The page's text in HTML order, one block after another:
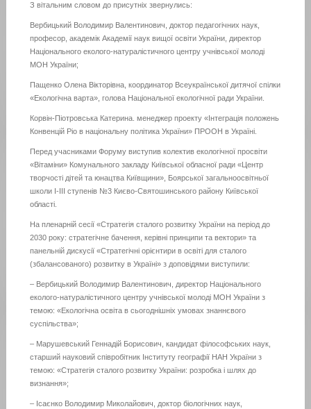
З вітальним словом до присутніх звернулись:
Вербицький Володимир Валентинович, доктор педагогічних наук,
професор, академік Академії наук вищої освіти України, директор
Національного еколого-натуралістичного центру учнівської молоді
МОН України;
Пащенко Олена Вікторівна, координатор Всеукраїнської дитячої спілки
«Екологічна варта», голова Національної екологічної ради України.
Корвін-Піотровська Катерина. менеджер проекту «Інтеграція положень
Конвенцій Ріо в національну політика України» ПРООН в Україні.
Перед учасниками Форуму виступив колектив екологічної просвіти
«Вітаміни» Комунального закладу Київської обласної ради «Центр
творчості дітей та юнацтва Київщини», Боярської загальноосвітньої
школи І-ІІІ ступенів №3 Києво-Святошинського району Київської
області.
На пленарній сесії «Стратегія сталого розвитку України на період до
2030 року: стратегічне бачення, керівні принципи та вектори» та
панельній дискусії «Стратегічні орієнтири в освіті для сталого
(збалансованого) розвитку в Україні» з доповідями виступили:
– Вербицький Володимир Валентинович, директор Національного
еколого-натуралістичного центру учнівської молоді МОН України з
темою: «Екологічна освіта в сьогоднішніх умовах знаннєвого
суспільства»;
– Марушевський Геннадій Борисович, кандидат філософських наук,
старший науковий співробітник Інституту географії НАН України з
темою: «Стратегія сталого розвитку України: розробка і шлях до
визнання»;
– Ісаєнко Володимир Миколайович, доктор біологічних наук,